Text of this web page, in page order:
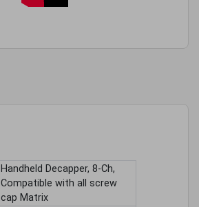
Handheld Decapper, 8-Ch,
Compatible with all screw
cap Matrix